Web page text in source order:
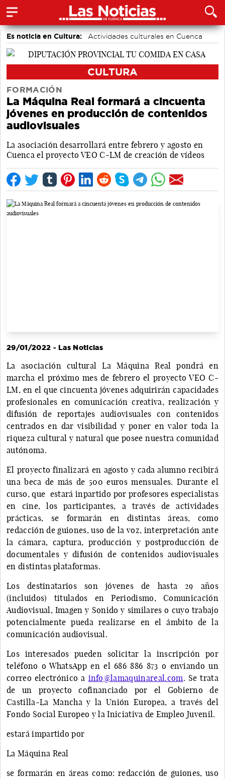
Es noticia en Cultura: Actividades culturales en Cuenca
CULTURA
FORMACIÓN
La Máquina Real formará a cincuenta
jóvenes en producción de contenidos
audiovisuales
La asociación desarrollará entre febrero y agosto en
Cuenca el proyecto VEO C-LM de creación de vídeos
29/01/2022 - Las Noticias
La asociación cultural La Máquina Real pondrá en
marcha el próximo mes de febrero el proyecto VEO C-
LM, en el que cincuenta jóvenes adquirirán capacidades
profesionales en comunicación creativa, realización y
difusión de reportajes audiovisuales con contenidos
centrados en dar visibilidad y poner en valor toda la
riqueza cultural y natural que posee nuestra comunidad
autónoma.
El proyecto finalizará en agosto y cada alumno recibirá
una beca de más de 500 euros mensuales. Durante el
curso, que estará inpartido por profesores especialistas
en cine, los participantes, a través de actividades
prácticas, se formarán en distintas áreas, como
redacción de guiones, uso de la voz, interpretación ante
la cámara, captura, producción y postproducción de
documentales y difusión de contenidos audiovisuales
en distintas plataformas.
Los destinatarios son jóvenes de hasta 29 años
(incluidos) titulados en Periodismo, Comunicación
Audiovisual, Imagen y Sonido y similares o cuyo trabajo
potencialmente pueda realizarse en el ámbito de la
comunicación audiovisual.
Los interesados pueden solicitar la inscripción por
teléfono o WhatsApp en el 686 886 873 o enviando un
correo electrónico a info@lamaquinareal.com. Se trata
de un proyecto cofinanciado por el Gobierno de
Castilla-La Mancha y la Unión Europea, a través del
Fondo Social Europeo y la Iniciativa de Empleo Juvenil.
estará impartido por
La Máquina Real
se formarán en áreas como: redacción de guiones, uso